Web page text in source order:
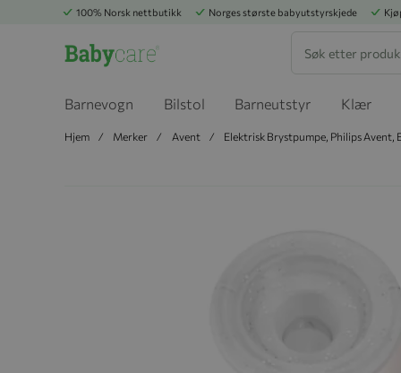
100% Norsk nettbutikk Norges største babyutstyrskjede
Barnevogn Bilstol Barneutstyr Klær
Hjem Merker Avent Elektrisk Brystpumpe, Philips Avent,